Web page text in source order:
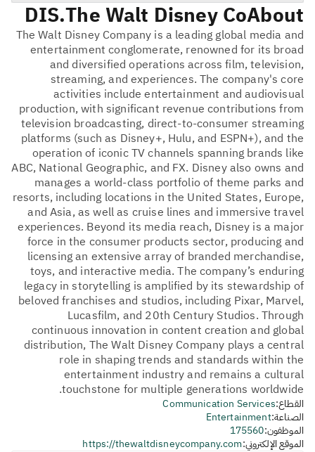
About
The Walt Disney Co.
DIS
The Walt Disney Company is a leading global media and
entertainment conglomerate, renowned for its broad
and diversified operations across film, television,
streaming, and experiences. The company's core
activities include entertainment and audiovisual
production, with significant revenue contributions from
television broadcasting, direct-to-consumer streaming
platforms (such as Disney+, Hulu, and ESPN+), and the
operation of iconic TV channels spanning brands like
ABC, National Geographic, and FX. Disney also owns and
manages a world-class portfolio of theme parks and
resorts, including locations in the United States, Europe,
and Asia, as well as cruise lines and immersive travel
experiences. Beyond its media reach, Disney is a major
force in the consumer products sector, producing and
licensing an extensive array of branded merchandise,
toys, and interactive media. The company’s enduring
legacy in storytelling is amplified by its stewardship of
beloved franchises and studios, including Pixar, Marvel,
Lucasfilm, and 20th Century Studios. Through
continuous innovation in content creation and global
distribution, The Walt Disney Company plays a central
role in shaping trends and standards within the
entertainment industry and remains a cultural
touchstone for multiple generations worldwide.
القطاع:Communication Services
الصناعة:Entertainment
الموظفون:175560
الموقع الإلكتروني:https://thewaltdisneycompany.com